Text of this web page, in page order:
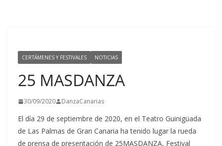
CERTÁMENES Y FESTIVALES NOTICIAS
25 MASDANZA
30/09/2020 DanzaCanarias
El día 29 de septiembre de 2020, en el Teatro Guinigüada
de Las Palmas de Gran Canaria ha tenido lugar la rueda
de prensa de presentación de 25MASDANZA, Festival